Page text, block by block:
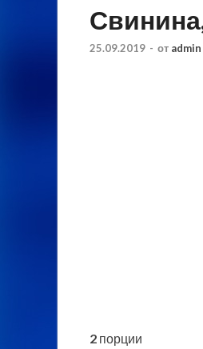
25.09.2019 - от admin
2 порции